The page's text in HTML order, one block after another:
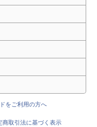
をご利用の方へ
商取引法に基づく表示